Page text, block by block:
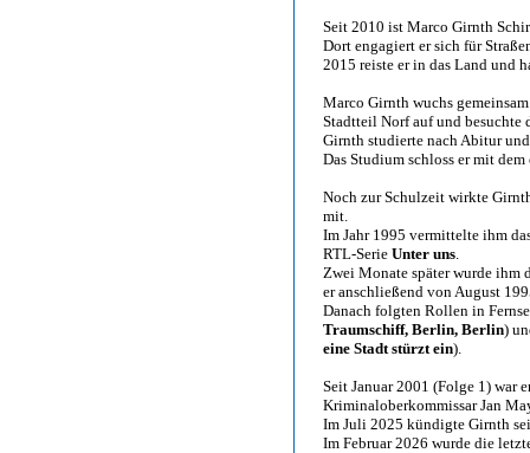
Seit 2010 ist Marco Girnth
Dort engagiert er sich für
2015 reiste er in das Land und
Marco Girnth wuchs
Stadtteil Norf auf und besuchte
Girnth studierte nach Abitur
Das Studium schloss er mit dem
Noch zur Schulzeit wirkte
mit.
Im Jahr 1995 vermittelte ihm
RTL-Serie Unter uns.
Zwei Monate später wurde ihm
er anschließend von August
Danach folgten Rollen in
Traumschiff, Berlin, Berlin)
eine Stadt stürzt ein).
Seit Januar 2001 (Folge 1) war
Kriminaloberkommissar Jan
Im Juli 2025 kündigte Girnth
Im Februar 2026 wurde die